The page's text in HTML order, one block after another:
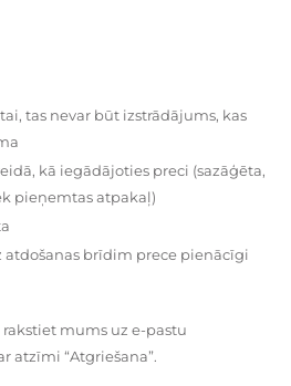
tas nevar būt izstrādājums, kas
kā iegādājoties preci (sazāģēta,
pieņemtas atpakaļ)
atdošanas brīdim prece pienācīgi
mums uz e-pastu
atzīmi “Atgriešana”.